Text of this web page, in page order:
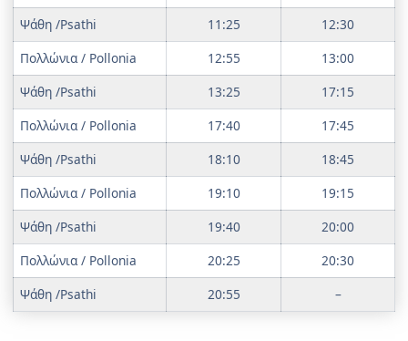
Ψάθη /Psathi
11:25
12:30
Πολλώνια / Pollonia
12:55
13:00
Ψάθη /Psathi
13:25
17:15
Πολλώνια / Pollonia
17:40
17:45
Ψάθη /Psathi
18:10
18:45
Πολλώνια / Pollonia
19:10
19:15
Ψάθη /Psathi
19:40
20:00
Πολλώνια / Pollonia
20:25
20:30
Ψάθη /Psathi
20:55 –